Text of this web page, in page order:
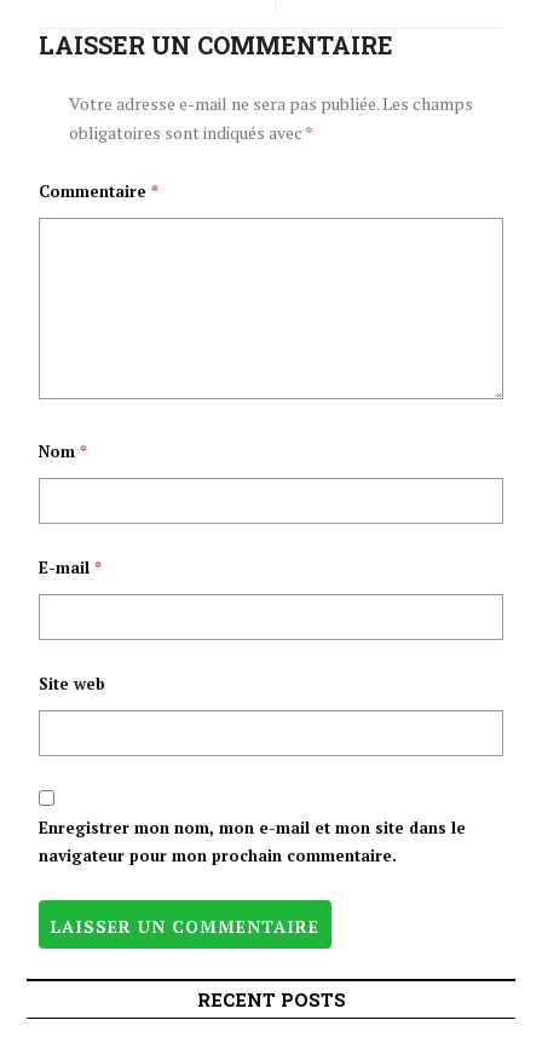
mukuru
w’Umugambwe
yasangiye ibikorwa
mutumba Sampeke
lance officiellement
la campagne de
arbres dont des
LAISSER UN COMMENTAIRE
Votre adresse e-mail ne sera pas publiée.Les champs
obligatoires sont indiqués avec *
Commentaire*
Nom*
E-mail*
Site web
Enregistrer mon nom, mon e-mail et mon site dans le
navigateur pour mon prochain commentaire.
RECENT POSTS